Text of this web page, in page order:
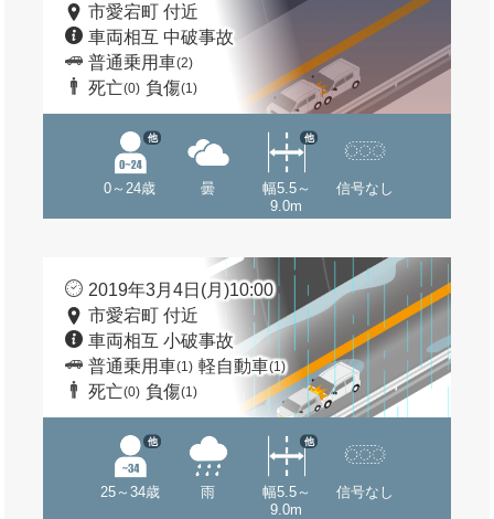
市愛宕町 付近
車両相互 中破事故
普通乗用車(2)
死亡(0) 負傷(1)
0～24歳
他
曇
幅5.5～
9.0m
他
信号なし
2019年3月4日(月)10:00
市愛宕町 付近
車両相互 小破事故
普通乗用車(1) 軽自動車(1)
死亡(0) 負傷(1)
25～34歳
他
雨
幅5.5～
9.0m
他
信号なし